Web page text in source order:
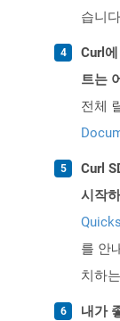
습니
Curl
트는
전체
Curl
시작
를 안
치하
내가